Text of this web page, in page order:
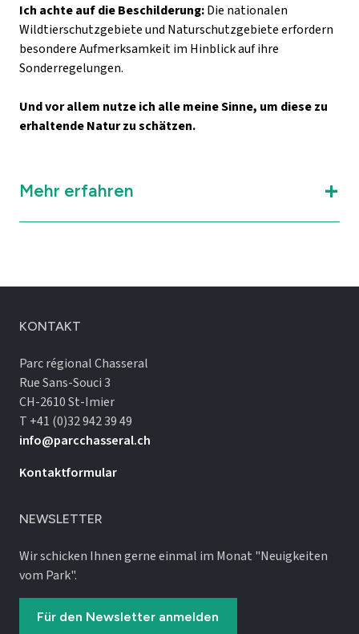
Ich achte auf die Beschilderung:Die nationalen
Wildtierschutzgebiete und Naturschutzgebiete erfordern
besondere Aufmerksamkeit im Hinblick auf ihre
Sonderregelungen.
Und vor allem nutze ich alle meine Sinne, um diese zu
erhaltende Natur zu schätzen.
Mehr erfahren
KONTAKT
Parc régional Chasseral
Rue Sans-Souci 3
CH-2610 St-Imier
T +41 (0)32 942 39 49
info@parcchasseral.ch
Kontaktformular
NEWSLETTER
Wir schicken Ihnen gerne einmal im Monat "Neuigkeiten
vom Park".
Für den Newsletter anmelden